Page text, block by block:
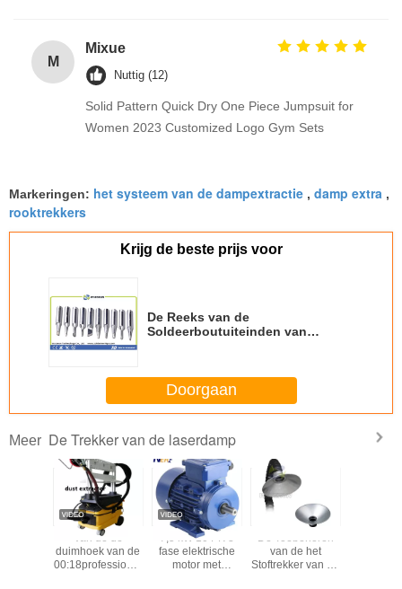
M
Mixue
Nuttig (12)
Solid Pattern Quick Dry One Piece Jumpsuit for
Women 2023 Customized Logo Gym Sets
Markeringen: het systeem van de dampextractie , damp extra ,
rooktrekkers
Krijg de beste prijs voor
De Reeks van de
Soldeerboutuiteinden van
Doorgaan
Meer De Trekker van de laserdamp
Van de de
duimhoek van de
00:18professional
7,5 kW 10 PK 3
fase elektrische
motor met
De Toebehoren
van de het
Stoftrekker van de